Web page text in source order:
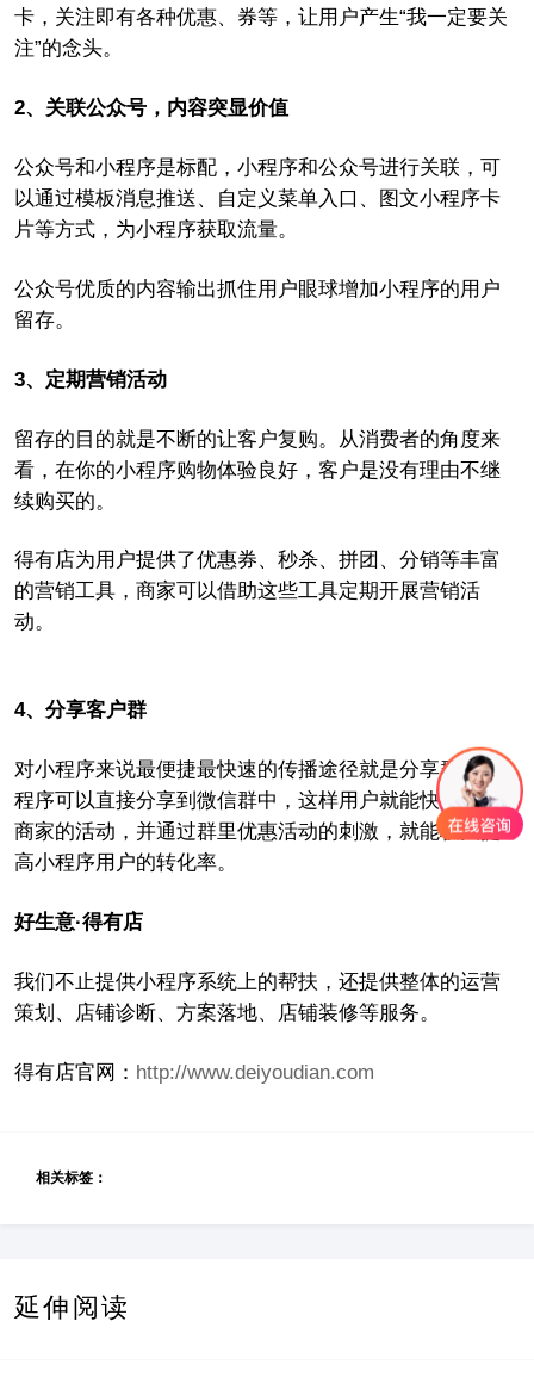
卡，关注即有各种优惠、券等，让用户产生“我一定要关
注”的念头。
2、关联公众号，内容突显价值
公众号和小程序是标配，小程序和公众号进行关联，可
以通过模板消息推送、自定义菜单入口、图文小程序卡
片等方式，为小程序获取流量。
公众号优质的内容输出抓住用户眼球增加小程序的用户
留存。
3、定期营销活动
留存的目的就是不断的让客户复购。从消费者的角度来
看，在你的小程序购物体验良好，客户是没有理由不继
续购买的。
得有店为用户提供了优惠券、秒杀、拼团、分销等丰富
的营销工具，商家可以借助这些工具定期开展营销活
动。
4、分享客户群
对小程序来说最便捷最快速的传播途径就是分享群。小
程序可以直接分享到微信群中，这样用户就能快速了解
商家的活动，并通过群里优惠活动的刺激，就能极大提
高小程序用户的转化率。
好生意·得有店
我们不止提供小程序系统上的帮扶，还提供整体的运营
策划、店铺诊断、方案落地、店铺装修等服务。
得有店官网： http://www.deiyoudian.com
相关标签：
延伸阅读